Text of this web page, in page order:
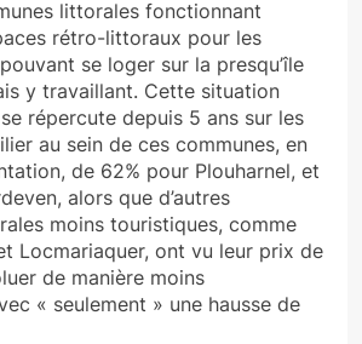
littorales fonctionnant
rétro-littoraux pour les
se loger sur la presqu’île
y travaillant. Cette situation
répercute depuis 5 ans sur les
au sein de ces communes, en
de 62% pour Plouharnel, et
alors que d’autres
moins touristiques, comme
Locmariaquer, ont vu leur prix de
de manière moins
« seulement » une hausse de